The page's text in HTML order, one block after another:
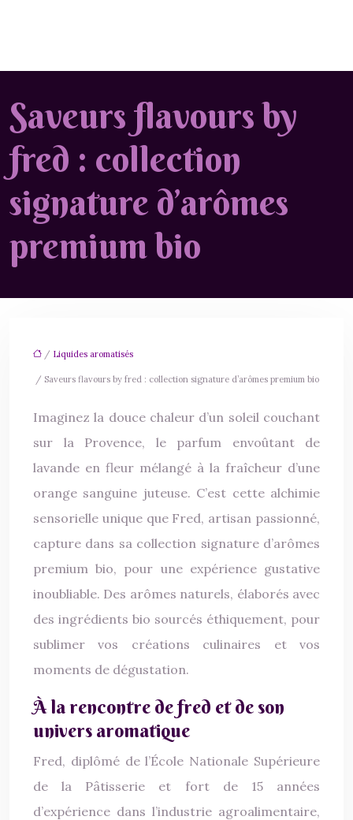
Saveurs flavours by
fred : collection
signature d’arômes
premium bio
/ Liquides aromatisés
/ Saveurs flavours by fred : collection signature d’arômes premium bio
Imaginez la douce chaleur d’un soleil couchant
sur la Provence, le parfum envoûtant de
lavande en fleur mélangé à la fraîcheur d’une
orange sanguine juteuse. C’est cette alchimie
sensorielle unique que Fred, artisan passionné,
capture dans sa collection signature d’arômes
premium bio, pour une expérience gustative
inoubliable. Des arômes naturels, élaborés avec
des ingrédients bio sourcés éthiquement, pour
sublimer vos créations culinaires et vos
moments de dégustation.
À la rencontre de fred et de son
univers aromatique
Fred, diplômé de l’École Nationale Supérieure
de la Pâtisserie et fort de 15 années
d’expérience dans l’industrie agroalimentaire,